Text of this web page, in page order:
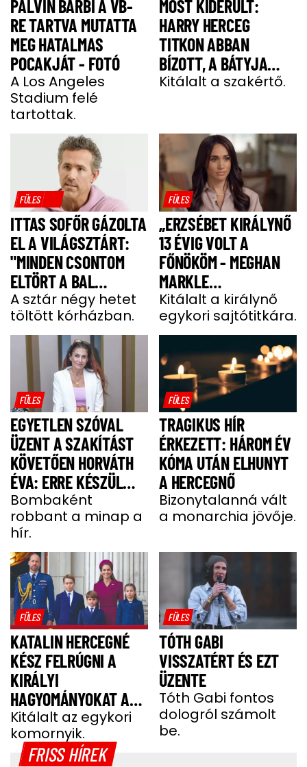
PALVIN BARBI A VB-
RE TARTVA MUTATTA
MEG HATALMAS
POCAKJÁT - FOTÓ
A Los Angeles
Stadium felé
tartottak.
MOST KIDERÜLT:
HARRY HERCEG
TITKON ABBAN
BÍZOTT, A BÁTYJA
KÖNYÖRÖGNI FOG NEKI
Kitálalt a szakértő.
FÜLES
ITTAS SOFŐR GÁZOLTA
EL A VILÁGSZTÁRT:
"MINDEN CSONTOM
ELTÖRT A BAL
OLDALAMON"
A sztár négy hetet
töltött kórházban.
FÜLES
„ERZSÉBET KIRÁLYNŐ
13 ÉVIG VOLT A
FŐNÖKÖM - MEGHAN
MARKLE
MEGJEGYZÉSE
MEGDÖBBENTETT”
Kitálalt a királynő
egykori sajtótitkára.
FÜLES
EGYETLEN SZÓVAL
ÜZENT A SZAKÍTÁST
KÖVETŐEN HORVÁTH
ÉVA: ERRE KÉSZÜL
MOST A MODELL
Bombaként
robbant a minap a
hír.
FÜLES
TRAGIKUS HÍR
ÉRKEZETT: HÁROM ÉV
KÓMA UTÁN ELHUNYT
A HERCEGNŐ
Bizonytalanná vált
a monarchia jövője.
FÜLES
KATALIN HERCEGNÉ
KÉSZ FELRÚGNI A
KIRÁLYI
HAGYOMÁNYOKAT A
GYEREKEI MIATT
Kitálalt az egykori
komornyik.
FÜLES
TÓTH GABI
VISSZATÉRT ÉS EZT
ÜZENTE
Tóth Gabi fontos
dologról számolt
be.
FRISS HÍREK